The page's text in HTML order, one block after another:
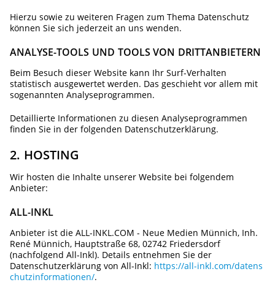
Hierzu sowie zu weiteren Fragen zum Thema Datenschutz
können Sie sich jederzeit an uns wenden.
ANALYSE-TOOLS UND TOOLS VON DRITT­ANBIETERN
Beim Besuch dieser Website kann Ihr Surf-Verhalten
statistisch ausgewertet werden. Das geschieht vor allem mit
sogenannten Analyseprogrammen.
Detaillierte Informationen zu diesen Analyseprogrammen
finden Sie in der folgenden Datenschutzerklärung.
2. HOSTING
Wir hosten die Inhalte unserer Website bei folgendem
Anbieter:
ALL-INKL
Anbieter ist die ALL-INKL.COM - Neue Medien Münnich, Inh.
René Münnich, Hauptstraße 68, 02742 Friedersdorf
(nachfolgend All-Inkl). Details entnehmen Sie der
Datenschutzerklärung von All-Inkl: https://all-inkl.com/datens
chutzinformationen/.